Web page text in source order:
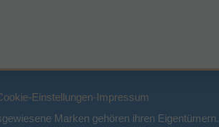
Einstellungen-Impressum
Marken gehören ihren Eigentümern.